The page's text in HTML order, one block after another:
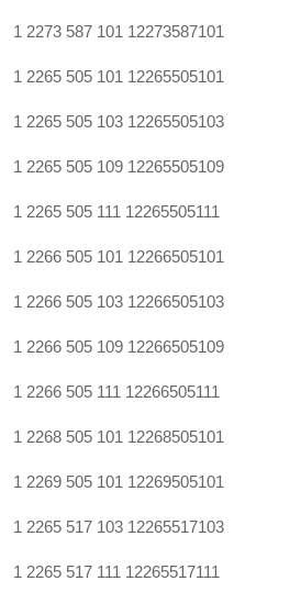
1 2273 587 101 12273587101
1 2265 505 101 12265505101
1 2265 505 103 12265505103
1 2265 505 109 12265505109
1 2265 505 111 12265505111
1 2266 505 101 12266505101
1 2266 505 103 12266505103
1 2266 505 109 12266505109
1 2266 505 111 12266505111
1 2268 505 101 12268505101
1 2269 505 101 12269505101
1 2265 517 103 12265517103
1 2265 517 111 12265517111